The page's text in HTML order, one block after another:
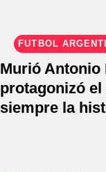
FÚTBOL
Murió Antonio
protagonizó
siempre la